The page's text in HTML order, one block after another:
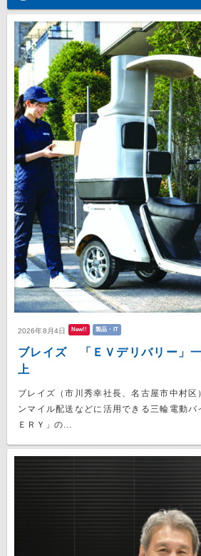
2026年8月4日 New!! 製品・IT
ブレイズ 「ＥＶデリバリー」
上
ブレイズ（市川秀幸社長、名古屋市中村区
ンマイル配送などに活用できる三輪電動
ＥＲＹ」の...